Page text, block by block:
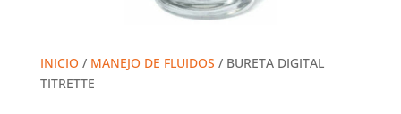
INICIO / MANEJO DE FLUIDOS / BURETA DIGITAL
TITRETTE